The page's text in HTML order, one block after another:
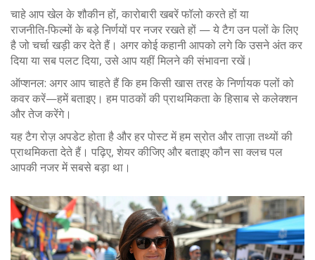
चाहे आप खेल के शौकीन हों, कारोबारी खबरें फॉलो करते हों या
राजनीति‑फिल्मों के बड़े निर्णयों पर नजर रखते हों — ये टैग उन पलों के लिए
है जो चर्चा खड़ी कर देते हैं। अगर कोई कहानी आपको लगे कि उसने अंत कर
दिया या सब पलट दिया, उसे आप यहीं मिलने की संभावना रखें।
ऑप्शनल: अगर आप चाहते हैं कि हम किसी खास तरह के निर्णायक पलों को
कवर करें—हमें बताइए। हम पाठकों की प्राथमिकता के हिसाब से कलेक्शन
और तेज करेंगे।
यह टैग रोज़ अपडेट होता है और हर पोस्ट में हम स्रोत और ताज़ा तथ्यों की
प्राथमिकता देते हैं। पढ़िए, शेयर कीजिए और बताइए कौन सा क्लच पल
आपकी नजर में सबसे बड़ा था।